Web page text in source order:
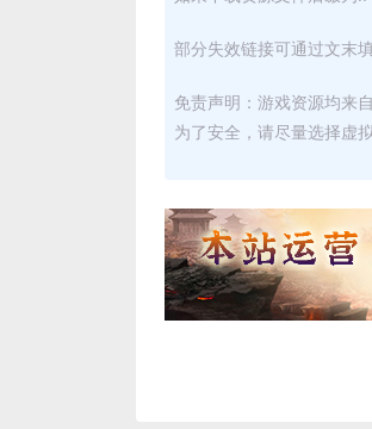
部分失效链接可通过文末
免责声明：游戏资源均来
为了安全，请尽量选择虚